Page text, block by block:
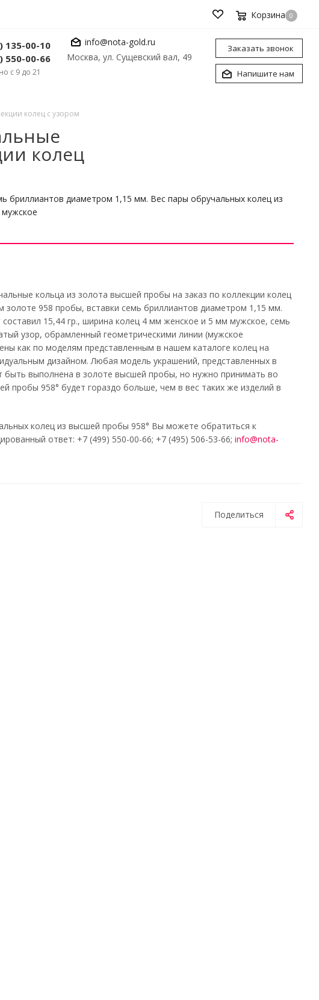
Корзина 0
135-00-10
550-00-66
с 9 до 21
info@nota-gold.ru
Москва, ул. Сущевский вал, 49
Заказать звонок
Напишите нам
колец с узором
колец
диаметром 1,15 мм. Вес пары обручальных колец из
кольца из золота высшей пробы на заказ по коллекции колец
958 пробы, вставки семь бриллиантов диаметром 1,15 мм.
15,44 гр., ширина колец 4 мм женское и 5 мм мужское, семь
узор, обрамленный геометрическими линии (мужское
как по моделям представленным в нашем каталоге колец на
дизайном. Любая модель украшений, представленных в
быть выполнена в золоте высшей пробы, но нужно принимать во
пробы 958° будет гораздо больше, чем в вес таких же изделий в
колец из высшей пробы 958° Вы можете обратиться к
ответ: +7 (499) 550-00-66; +7 (495) 506-53-66; info@nota-
Поделиться